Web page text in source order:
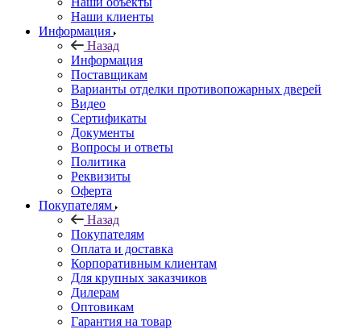
Наши клиенты
Информация
Назад
Информация
Поставщикам
Варианты отделки противопожарных дверей
Видео
Сертификаты
Документы
Вопросы и ответы
Политика
Реквизиты
Оферта
Покупателям
Назад
Покупателям
Оплата и доставка
Корпоративным клиентам
Для крупных заказчиков
Дилерам
Оптовикам
Гарантия на товар